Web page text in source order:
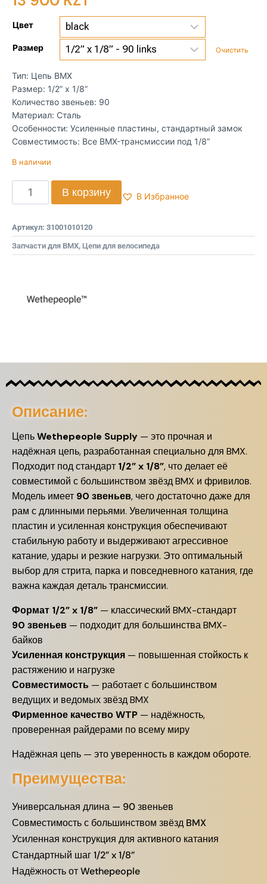
Цвет
Размер Очистить
Тип: Цепь BMX
Размер: 1/2” x 1/8”
Количество звеньев: 90
Материал: Сталь
Особенности: Усиленные пластины, стандартный замок
Совместимость: Все BMX-трансмиссии под 1/8”
В наличии
В корзину В Избранное
Артикул: 31001010120
Запчасти для BMX, Цепи для велосипеда
Описание:
ЦепьWethepeople Supply — это прочная и
надёжная цепь, разработанная специально для BMX.
Подходит под стандарт 1/2” x 1/8”, что делает её
совместимой с большинством звёзд BMX и фривилов.
Модель имеет 90 звеньев, чего достаточно даже для
рам с длинными перьями. Увеличенная толщина
пластин и усиленная конструкция обеспечивают
стабильную работу и выдерживают агрессивное
катание, удары и резкие нагрузки. Это оптимальный
выбор для стрита, парка и повседневного катания, где
важна каждая деталь трансмиссии.
Формат 1/2” x 1/8” — классический BMX-стандарт
90 звеньев — подходит для большинства BMX-
байков
Усиленная конструкция — повышенная стойкость к
растяжению и нагрузке
Совместимость — работает с большинством
ведущих и ведомых звёзд BMX
Фирменное качество WTP — надёжность,
проверенная райдерами по всему миру
Надёжная цепь — это уверенность в каждом обороте.
Преимущества:
Универсальная длина — 90 звеньев
Совместимость с большинством звёзд BMX
Усиленная конструкция для активного катания
Стандартный шаг 1/2” x 1/8”
Надёжность от Wethepeople